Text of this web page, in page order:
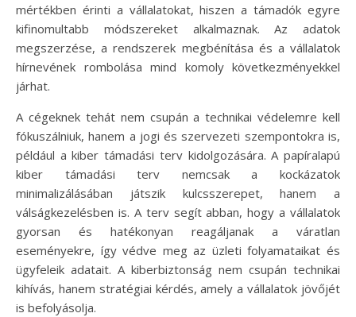
mértékben érinti a vállalatokat, hiszen a támadók egyre
kifinomultabb módszereket alkalmaznak. Az adatok
megszerzése, a rendszerek megbénítása és a vállalatok
hírnevének rombolása mind komoly következményekkel
járhat.
A cégeknek tehát nem csupán a technikai védelemre kell
fókuszálniuk, hanem a jogi és szervezeti szempontokra is,
például a kiber támadási terv kidolgozására. A papíralapú
kiber támadási terv nemcsak a kockázatok
minimalizálásában játszik kulcsszerepet, hanem a
válságkezelésben is. A terv segít abban, hogy a vállalatok
gyorsan és hatékonyan reagáljanak a váratlan
eseményekre, így védve meg az üzleti folyamataikat és
ügyfeleik adatait. A kiberbiztonság nem csupán technikai
kihívás, hanem stratégiai kérdés, amely a vállalatok jövőjét
is befolyásolja.